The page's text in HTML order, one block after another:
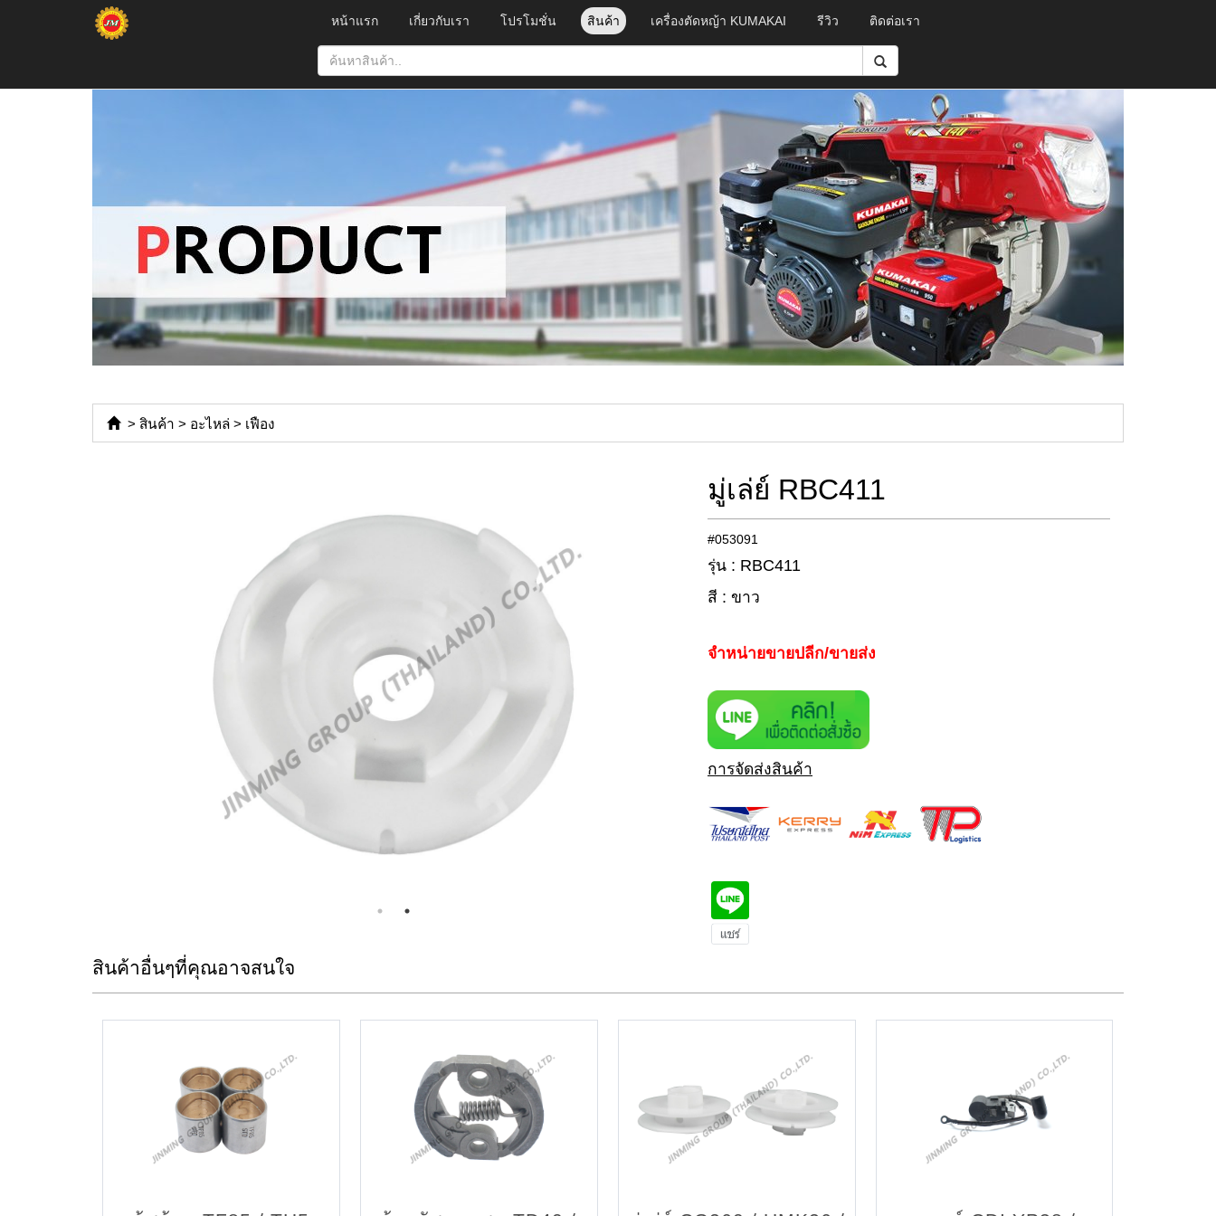
หน้าแรก เกี่ยวกับเรา โปรโมชั่น สินค้า เครื่องตัดหญ้า KUMAKAI รีวิว ติดต่อเรา
> สินค้า > อะไหล่ > เฟือง
มู่เล่ย์ RBC411
#053091
รุ่น : RBC411
สี : ขาว
จำหน่ายขายปลีก/ขายส่ง
การจัดส่งสินค้า
สินค้าอื่นๆที่คุณอาจสนใจ